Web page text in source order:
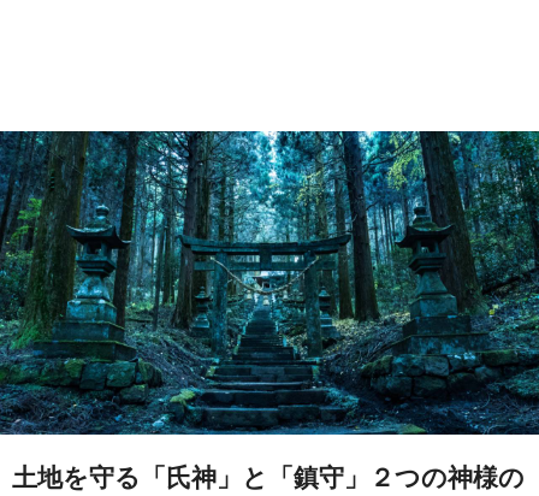
土地を守る「氏神」と「鎮守」２つの神様の